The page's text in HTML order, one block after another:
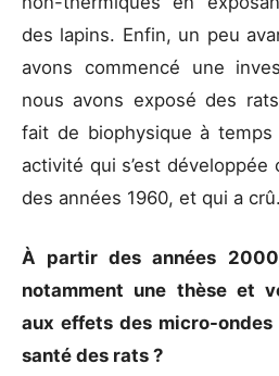
des lapins. Enfin, un peu
avons commencé une
nous avons exposé des
fait de biophysique à temps
activité qui s’est
des années 1960, et qui a crû.
À partir des années
notamment une thèse et
aux effets des micro-ondes
santé des rats ?